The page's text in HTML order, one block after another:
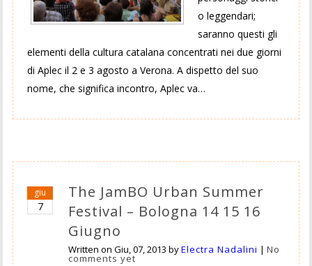
o leggendari;
saranno questi gli
elementi della cultura catalana concentrati nei due giorni
di Aplec il 2 e 3 agosto a Verona. A dispetto del suo
nome, che significa incontro, Aplec va…
giu
7
The JamBO Urban Summer
Festival – Bologna 14 15 16
Giugno
Written onGiu, 07, 2013 byElectra Nadalini |No
comments yet